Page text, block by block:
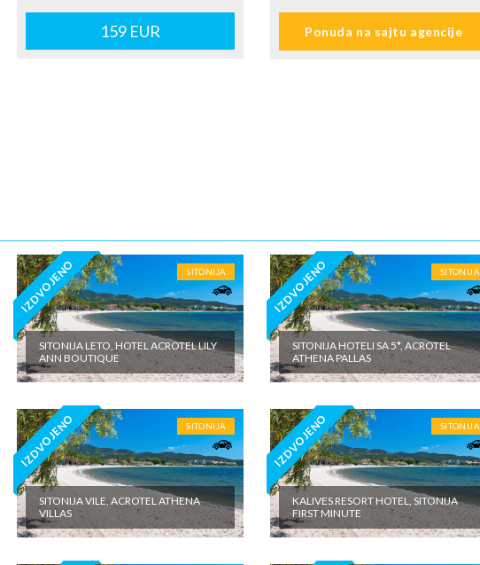
- boravišne takse (naknada za otpornost na klimatsku krizu) na destinaciji, plaćaju
159EUR Ponuda na sajtu agencije
IZDVOJENO SITONIJA
SITONIJA LETO, HOTEL ACROTEL LILY
ANN BOUTIQUE
IZDVOJENO SITONIJA
SITONIJA HOTELI SA 5*, ACROTEL
ATHENA PALLAS
IZDVOJENO SITONIJA
SITONIJA VILE, ACROTEL ATHENA
VILLAS
IZDVOJENO SITONIJA
KALIVES RESORT HOTEL, SITONIJA
FIRST MINUTE